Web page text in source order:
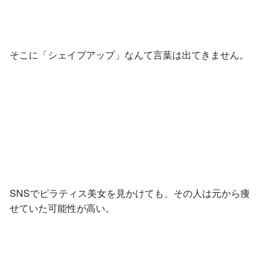
そこに「シェイプアップ」なんて言葉は出てきません。
SNSでピラティス美女を見かけても、その人は元から痩
せていた可能性が高い。